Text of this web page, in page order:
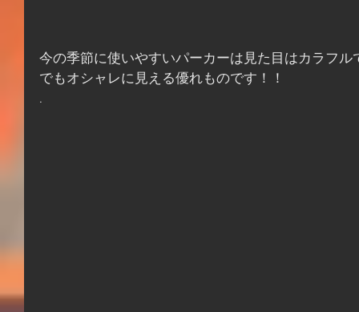
今の季節に使いやすいパーカーは見た目はカラフ
でもオシャレに見える優れものです！！
.